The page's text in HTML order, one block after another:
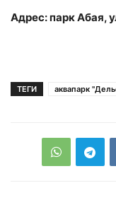
Адрес: парк Абая,
ТЕГИ аквапарк